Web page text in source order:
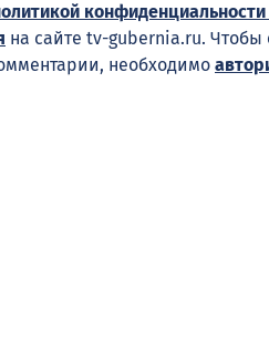
на сайте tv-gubernia.ru. Чтобы
необходимо